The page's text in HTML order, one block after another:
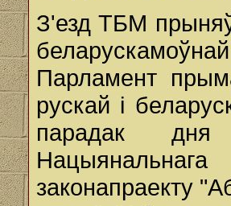
З'езд ТБМ
Парламент
рускай і
парадак дня
законапраекту